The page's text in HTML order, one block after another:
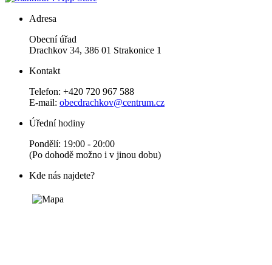
Adresa
Obecní úřad
Drachkov 34, 386 01 Strakonice 1
Kontakt
Telefon: +420 720 967 588
E-mail: obecdrachkov@centrum.cz
Úřední hodiny
Pondělí: 19:00 - 20:00
(Po dohodě možno i v jinou dobu)
Kde nás najdete?